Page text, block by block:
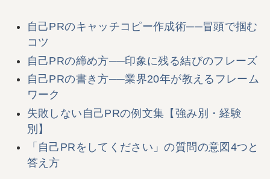
自己PRのキャッチコピー作成術──冒頭で掴む
コツ
自己PRの締め方──印象に残る結びのフレーズ
自己PRの書き方──業界20年が教えるフレーム
ワーク
失敗しない自己PRの例文集【強み別・経験
別】
「自己PRをしてください」の質問の意図4つと
答え方